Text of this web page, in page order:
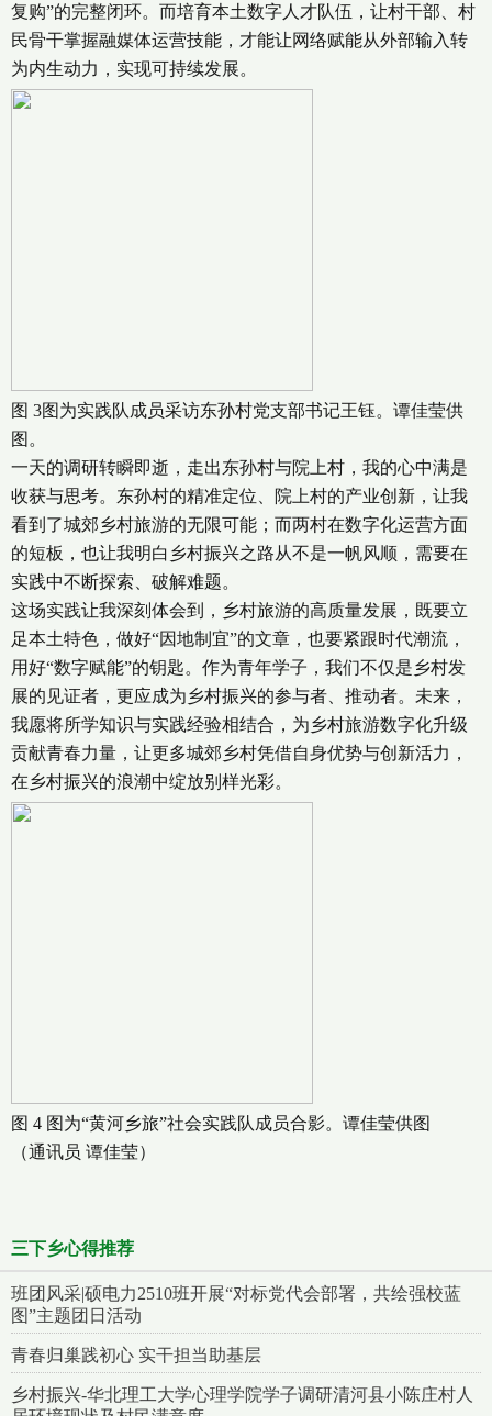
复购”的完整闭环。而培育本土数字人才队伍，让村干部、村
民骨干掌握融媒体运营技能，才能让网络赋能从外部输入转
为内生动力，实现可持续发展。
图 3图为实践队成员采访东孙村党支部书记王钰。谭佳莹供
图。
一天的调研转瞬即逝，走出东孙村与院上村，我的心中满是
收获与思考。东孙村的精准定位、院上村的产业创新，让我
看到了城郊乡村旅游的无限可能；而两村在数字化运营方面
的短板，也让我明白乡村振兴之路从不是一帆风顺，需要在
实践中不断探索、破解难题。
这场实践让我深刻体会到，乡村旅游的高质量发展，既要立
足本土特色，做好“因地制宜”的文章，也要紧跟时代潮流，
用好“数字赋能”的钥匙。作为青年学子，我们不仅是乡村发
展的见证者，更应成为乡村振兴的参与者、推动者。未来，
我愿将所学知识与实践经验相结合，为乡村旅游数字化升级
贡献青春力量，让更多城郊乡村凭借自身优势与创新活力，
在乡村振兴的浪潮中绽放别样光彩。
图 4 图为“黄河乡旅”社会实践队成员合影。谭佳莹供图
（通讯员 谭佳莹）
三下乡心得推荐
班团风采|硕电力2510班开展“对标党代会部署，共绘强校蓝
图”主题团日活动
青春归巢践初心 实干担当助基层
乡村振兴-华北理工大学心理学院学子调研清河县小陈庄村人